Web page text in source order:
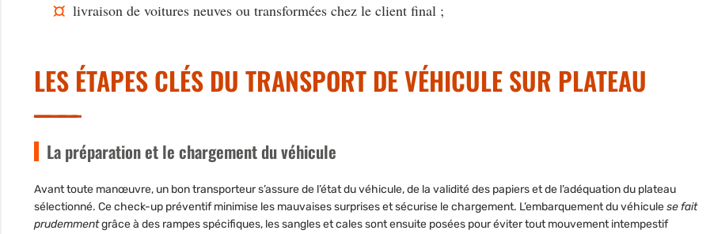
livraison de voitures neuves ou transformées chez le client final ;
LES ÉTAPES CLÉS DU TRANSPORT DE VÉHICULE SUR PLATEAU
La préparation et le chargement du véhicule
Avant toute manœuvre, un bon transporteur s’assure de l’état du véhicule, de la validité des papiers et de l’adéquation du plateau
sélectionné. Ce check-up préventif minimise les mauvaises surprises et sécurise le chargement. L’embarquement du véhiculesefait
prudemmentgrâce à des rampes spécifiques, les sangles et cales sont ensuite posées pour éviter tout mouvement intempestif